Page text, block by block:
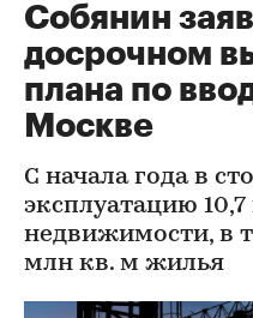
Cобянин
досрочном
плана по
Москве
С начала года в
эксплуатацию
недвижимости, в
млн кв. м жилья